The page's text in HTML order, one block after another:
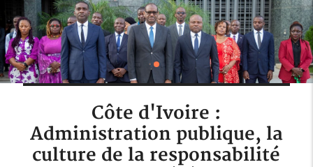
Côte d'Ivoire :
Administration publique, la
culture de la responsabilité